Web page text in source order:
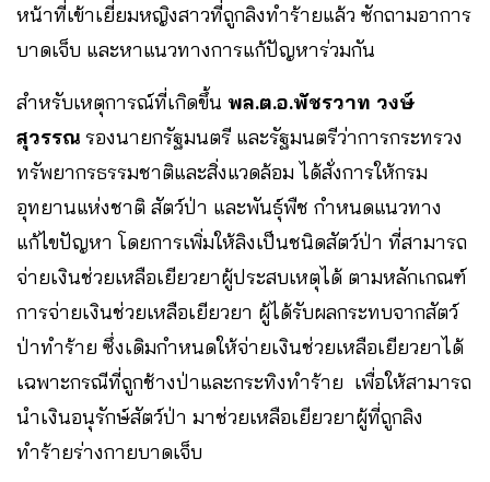
หน้าที่เข้าเยี่ยมหญิงสาวที่ถูกลิงทำร้ายแล้ว ซักถามอาการ
บาดเจ็บ และหาแนวทางการแก้ปัญหาร่วมกัน
สำหรับเหตุการณ์ที่เกิดขึ้น พล.ต.อ.พัชรวาท​ วงษ์
สุวรรณ รองนายกรัฐมนตรี และรัฐมนตรีว่าการกระทรวง
ทรัพยากรธรรมชาติและสิ่งแวดล้อม ได้สั่งการให้กรม
อุทยานแห่งชาติ​ สัตว์ป่า​ และพันธุ์พืช กำหนดแนวทาง
แก้ไขปัญหา โดยการเพิ่มให้ลิงเป็นชนิดสัตว์ป่า ที่สามารถ
จ่ายเงินช่วยเหลือเยียวยาผู้ประสบเหตุได้ ตามหลักเกณฑ์
การจ่ายเงินช่วยเหลือเยียวยา ผู้ได้รับผลกระทบจากสัตว์
ป่า​ทำร้าย ซึ่งเดิมกำหนดให้จ่ายเงินช่วยเหลือเยียวยาได้
เฉพาะกรณีที่ถูกช้างป่าและกระทิงทำร้าย เพื่อให้สามารถ
นำเงินอนุรักษ์​สัตว์ป่า​ มาช่วยเหลือเยียวยาผู้ที่ถูกลิง
ทำร้ายร่างกายบาดเจ็บ